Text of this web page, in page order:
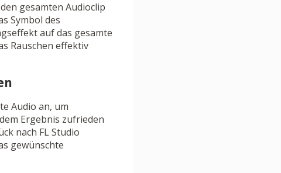
gesamten Audioclip
Symbol des
auf das gesamte
Rauschen effektiv
Audio an, um
Ergebnis zufrieden
nach FL Studio
gewünschte